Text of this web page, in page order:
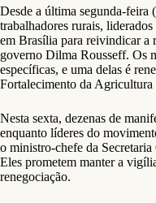
Desde a última segunda-feira
trabalhadores rurais,
em Brasília para reivindicar a
governo Dilma Rousseff. Os
específicas, e uma delas é
Fortalecimento da
Nesta sexta, dezenas de
enquanto líderes do
o ministro-chefe da
Eles prometem manter a
renegociação.